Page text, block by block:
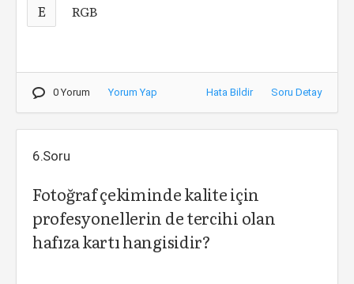
E RGB
0 Yorum Yorum Yap Hata Bildir Soru Detay
6.Soru
Fotoğraf çekiminde kalite için
profesyonellerin de tercihi olan
hafıza kartı hangisidir?